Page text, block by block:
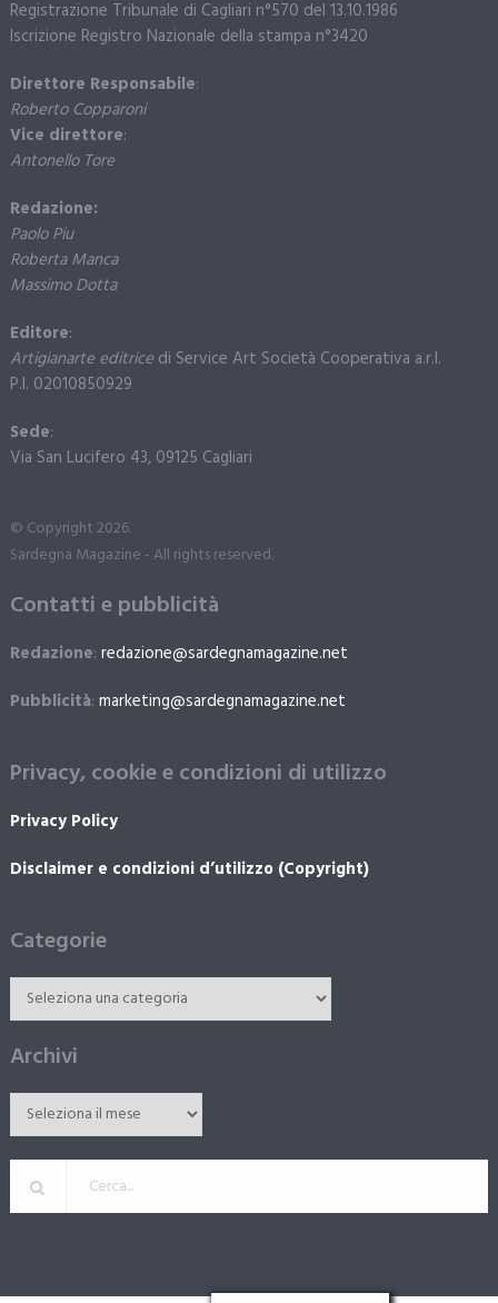
Registrazione Tribunale di Cagliari n°570 del 13.10.1986
Iscrizione Registro Nazionale della stampa n°3420
Direttore Responsabile:
Roberto Copparoni
Vice direttore:
Antonello Tore
Redazione:
Paolo Piu
Roberta Manca
Massimo Dotta
Editore:
Artigianarte editricedi Service Art Società Cooperativa a.r.l.
P.I. 02010850929
Sede:
Via San Lucifero 43, 09125 Cagliari
© Copyright 2026.
Sardegna Magazine - All rights reserved.
Contatti e pubblicità
Redazione: redazione@sardegnamagazine.net
Pubblicità: marketing@sardegnamagazine.net
Privacy, cookie e condizioni di utilizzo
Privacy Policy
Disclaimer e condizioni d’utilizzo (Copyright)
Categorie
Archivi